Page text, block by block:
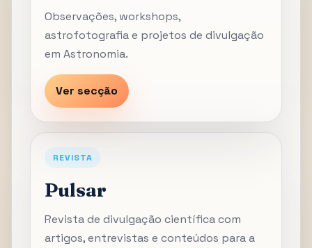
Observações, workshops,
astrofotografia e projetos de divulgação
em Astronomia.
Ver secção
REVISTA
Pulsar
Revista de divulgação científica com
artigos, entrevistas e conteúdos para a